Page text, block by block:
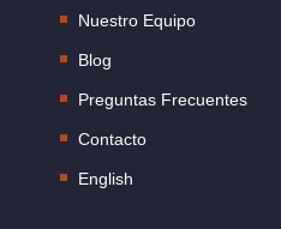
Nuestro Equipo
Blog
Preguntas Frecuentes
Contacto
English